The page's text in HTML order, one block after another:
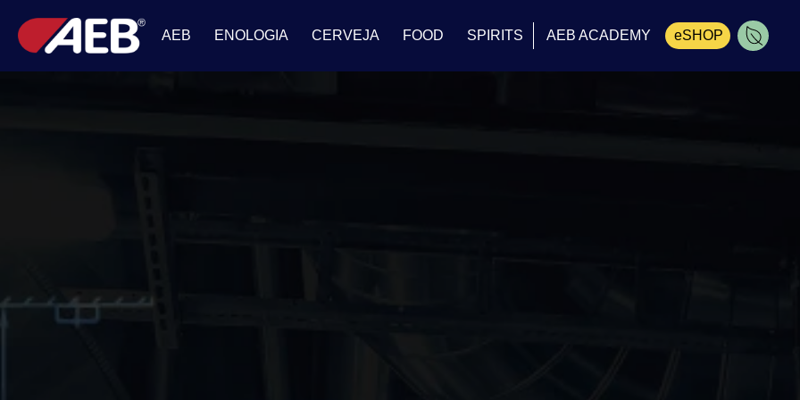
AEB ENOLOGIA CERVEJA FOOD SPIRITS AEB ACADEMY eSHOP